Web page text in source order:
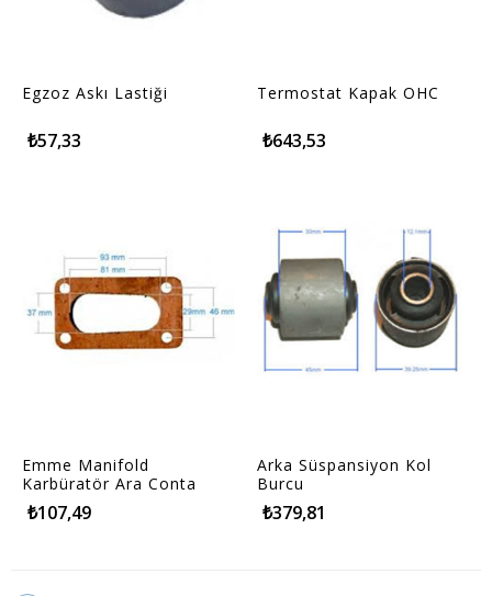
Egzoz Askı Lastiği
₺57,33
Termostat Kapak OHC
₺643,53
Emme Manifold
Karbüratör Ara Conta
₺107,49
Arka Süspansiyon Kol
Burcu
₺379,81